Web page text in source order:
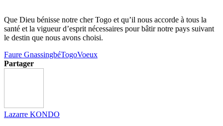
Que Dieu bénisse notre cher Togo et qu’il nous accorde à tous la
santé et la vigueur d’esprit nécessaires pour bâtir notre pays suivant
le destin que nous avons choisi.
Faure GnassingbéTogoVoeux
Partager
Lazarre KONDO